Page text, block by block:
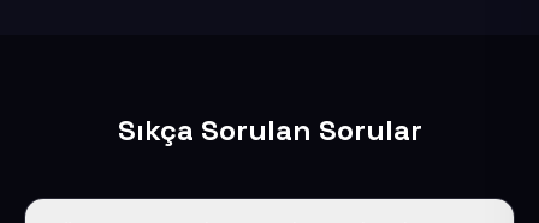
Sıkça Sorulan Sorular